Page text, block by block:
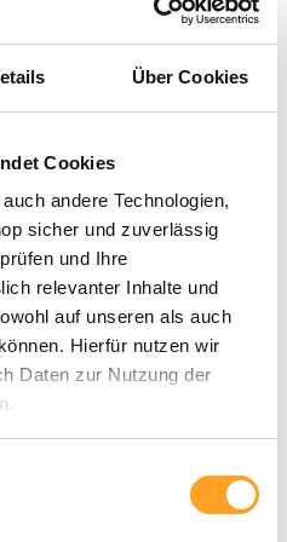
Über Cookies
Cookies
andere Technologien,
sicher und zuverlässig
und Ihre
relevanter Inhalte und
auf unseren als auch
Hierfür nutzen wir
Daten zur Nutzung der
ein. Unter „Anpassen“
Dienste vornehmen oder
Maxi